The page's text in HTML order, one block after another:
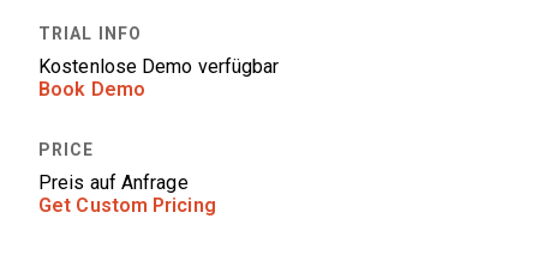
Kostenlose Demo verfügbar
Book Demo
Preis auf Anfrage
Get Custom Pricing